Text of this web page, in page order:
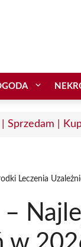
| Sprzedam |
Leczenia